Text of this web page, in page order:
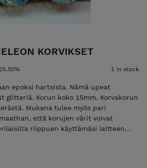
KORVIKSET
1 in stock
epoksi hartsista. Nämä upeat
glitteriä. Korun koko 15mm. Korvakorun
Mukana tulee myös pari
että korujen värit voivat
riippuen käyttämäsi laitteen